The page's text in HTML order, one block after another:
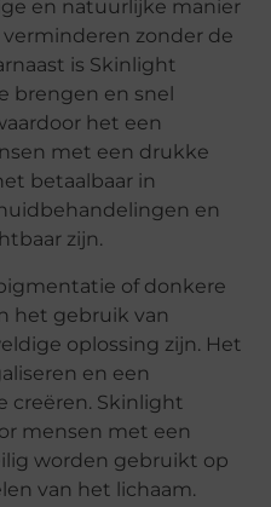
en natuurlijke manier
zonder de
is Skinlight
brengen en snel
het een
met een drukke
betaalbaar in
en
zijn.
of donkere
het gebruik van
oplossing zijn. Het
en een
creëren. Skinlight
mensen met een
worden gebruikt op
van het lichaam.